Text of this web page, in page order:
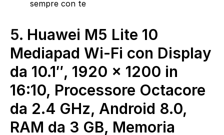
sempre con te
5. Huawei M5 Lite 10
Mediapad Wi-Fi con Display
da 10.1″, 1920 x 1200 in
16:10, Processore Octacore
da 2.4 GHz, Android 8.0,
RAM da 3 GB, Memoria